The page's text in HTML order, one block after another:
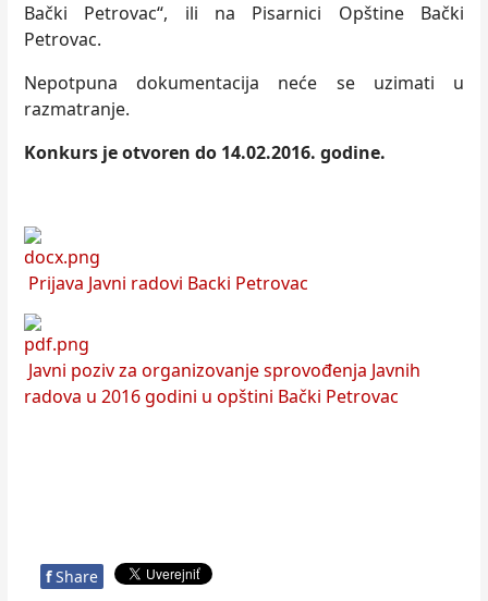
Bački Petrovac“, ili na Pisarnici Opštine Bački
Petrovac.
Nepotpuna dokumentacija neće se uzimati u
razmatranje.
Konkurs je otvoren do 14.02.2016. godine.
Prijava Javni radovi Backi Petrovac
Javni poziv za organizovanje sprovođenja Javnih
radova u 2016 godini u opštini Bački Petrovac
f Share